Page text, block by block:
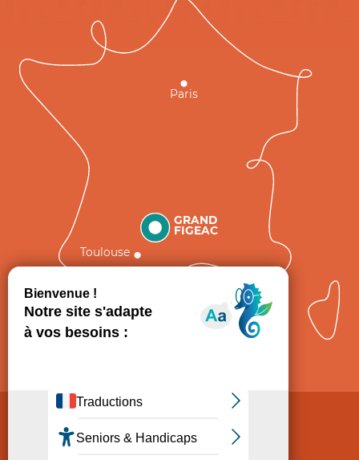
GRAND
FIGEAC
Toulouse
Paris
Politique de Protection des données
Consentement